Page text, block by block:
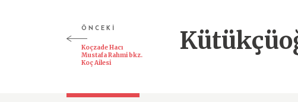
ÖNCEKİ
Koçzade Hacı
Mustafa Rahmi bkz.
Koç Ailesi